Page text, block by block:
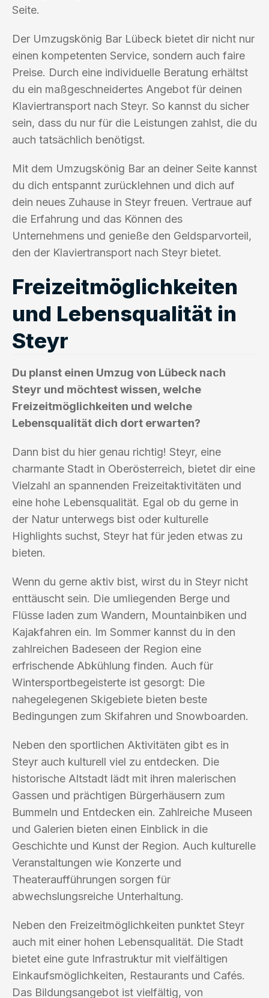
Seite.
Der Umzugskönig Bar Lübeck bietet dir nicht nur
einen kompetenten Service, sondern auch faire
Preise. Durch eine individuelle Beratung erhältst
du ein maßgeschneidertes Angebot für deinen
Klaviertransport nach Steyr. So kannst du sicher
sein, dass du nur für die Leistungen zahlst, die du
auch tatsächlich benötigst.
Mit dem Umzugskönig Bar an deiner Seite kannst
du dich entspannt zurücklehnen und dich auf
dein neues Zuhause in Steyr freuen. Vertraue auf
die Erfahrung und das Können des
Unternehmens und genieße den Geldsparvorteil,
den der Klaviertransport nach Steyr bietet.
Freizeitmöglichkeiten
und Lebensqualität in
Steyr
Du planst einen Umzug von Lübeck nach
Steyr und möchtest wissen, welche
Freizeitmöglichkeiten und welche
Lebensqualität dich dort erwarten?
Dann bist du hier genau richtig! Steyr, eine
charmante Stadt in Oberösterreich, bietet dir eine
Vielzahl an spannenden Freizeitaktivitäten und
eine hohe Lebensqualität. Egal ob du gerne in
der Natur unterwegs bist oder kulturelle
Highlights suchst, Steyr hat für jeden etwas zu
bieten.
Wenn du gerne aktiv bist, wirst du in Steyr nicht
enttäuscht sein. Die umliegenden Berge und
Flüsse laden zum Wandern, Mountainbiken und
Kajakfahren ein. Im Sommer kannst du in den
zahlreichen Badeseen der Region eine
erfrischende Abkühlung finden. Auch für
Wintersportbegeisterte ist gesorgt: Die
nahegelegenen Skigebiete bieten beste
Bedingungen zum Skifahren und Snowboarden.
Neben den sportlichen Aktivitäten gibt es in
Steyr auch kulturell viel zu entdecken. Die
historische Altstadt lädt mit ihren malerischen
Gassen und prächtigen Bürgerhäusern zum
Bummeln und Entdecken ein. Zahlreiche Museen
und Galerien bieten einen Einblick in die
Geschichte und Kunst der Region. Auch kulturelle
Veranstaltungen wie Konzerte und
Theateraufführungen sorgen für
abwechslungsreiche Unterhaltung.
Neben den Freizeitmöglichkeiten punktet Steyr
auch mit einer hohen Lebensqualität. Die Stadt
bietet eine gute Infrastruktur mit vielfältigen
Einkaufsmöglichkeiten, Restaurants und Cafés.
Das Bildungsangebot ist vielfältig, von